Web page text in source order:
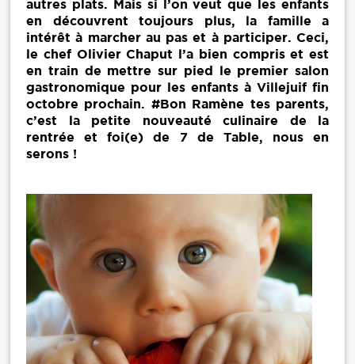
autres plats. Mais si l’on veut que les enfants
en découvrent toujours plus, la famille a
intérêt à marcher au pas et à participer. Ceci,
le chef Olivier Chaput l’a bien compris et est
en train de mettre sur pied le premier salon
gastronomique pour les enfants à Villejuif fin
octobre prochain. #Bon Ramène tes parents,
c’est la petite nouveauté culinaire de la
rentrée et foi(e) de 7 de Table, nous en
serons !